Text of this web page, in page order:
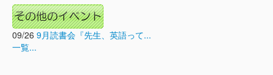
09/26 9月読書会『先生、英語って...
一覧...